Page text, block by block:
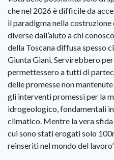
che nel 2026 è difficile da
il paradigma nella
diverse dall’aiuto a chi
della Toscana diffusa spesso
Giunta Giani. Servirebbero
permettessero a tutti di
delle promesse non
gli interventi promessi per la
idrogeologico, fondamentali
climatico. Mentre la vera
cui sono stati erogati solo
reinseriti nel mondo del